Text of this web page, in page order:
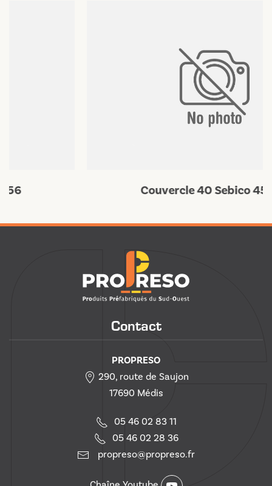
Couvercle 40 Sebico 45×45
Contact
PROPRESO
290, route de Saujon
17690 Médis
05 46 02 83 11
05 46 02 28 36
propreso@propreso.fr